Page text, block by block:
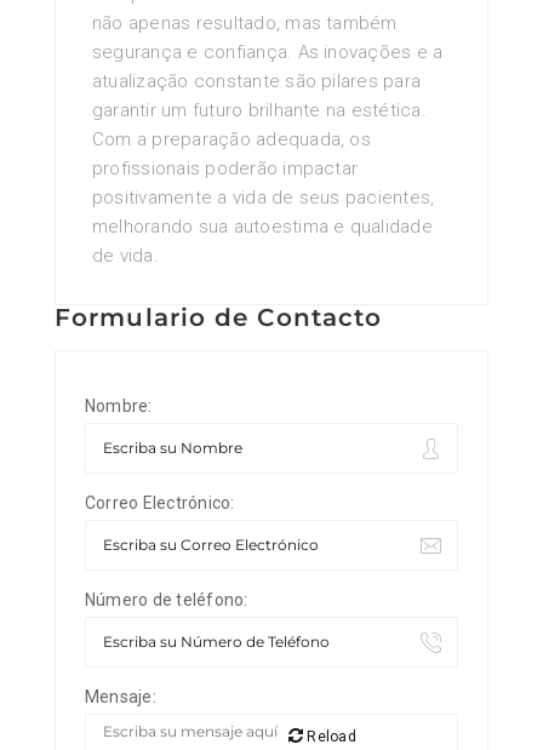
não apenas resultado, mas também
segurança e confiança. As inovações e a
atualização constante são pilares para
garantir um futuro brilhante na estética.
Com a preparação adequada, os
profissionais poderão impactar
positivamente a vida de seus pacientes,
melhorando sua autoestima e qualidade
de vida.
Formulario de Contacto
Nombre:
Correo Electrónico:
Número de teléfono:
Mensaje:
Reload